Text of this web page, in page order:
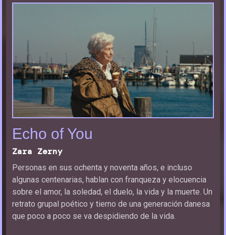
Echo of You
Zara Zerny
Personas en sus ochenta y noventa años, e incluso
algunas centenarias, hablan con franqueza y elocuencia
sobre el amor, la soledad, el duelo, la vida y la muerte. Un
retrato grupal poético y tierno de una generación danesa
que poco a poco se va despidiendo de la vida.